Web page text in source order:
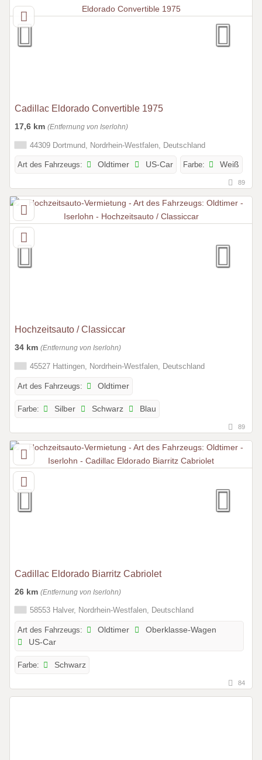
Cadillac Eldorado Convertible 1975
17,6 km (Entfernung von Iserlohn)
44309 Dortmund, Nordrhein-Westfalen, Deutschland
Art des Fahrzeugs: Oldtimer US-Car Farbe: Weiß
89
Hochzeitsauto / Classiccar
34 km (Entfernung von Iserlohn)
45527 Hattingen, Nordrhein-Westfalen, Deutschland
Art des Fahrzeugs: Oldtimer
Farbe: Silber Schwarz Blau
89
Cadillac Eldorado Biarritz Cabriolet
26 km (Entfernung von Iserlohn)
58553 Halver, Nordrhein-Westfalen, Deutschland
Art des Fahrzeugs: Oldtimer
Oberklasse-Wagen
US-Car
Farbe: Schwarz
84